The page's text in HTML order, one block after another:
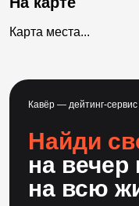
Карта места...
Кавёр — дейтинг-
Найди
на вечер
на всю